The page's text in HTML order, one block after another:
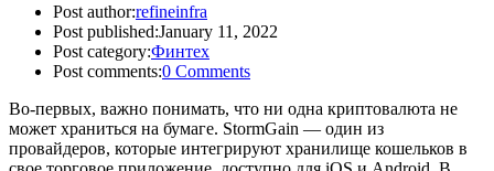
Post author:refineinfra
Post published:January 11, 2022
Post category:Финтех
Post comments:0 Comments
Во-первых, важно понимать, что ни одна криптовалюта не
может храниться на бумаге. StormGain — один из
провайдеров, которые интегрируют хранилище кошельков в